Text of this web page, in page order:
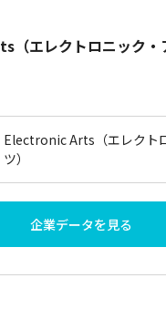
エレクトロニック・
Electronic Arts（エレクト
ツ）
企業データを見る